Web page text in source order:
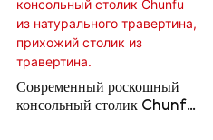
Современный роскошный
консольный столик Chunfu